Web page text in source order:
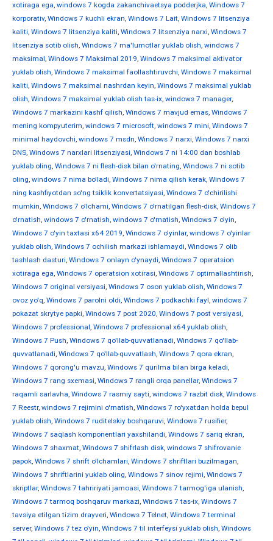
xotiraga ega, windows 7 kogda zakanchivaetsya podderjka, Windows 7
korporativ, Windows 7 kuchli ekran, Windows 7 Lait, Windows 7 litsenziya
kaliti, Windows 7 litsenziya kaliti, Windows 7 litsenziya narxi, Windows 7
litsenziya sotib olish, Windows 7 ma'lumotlar yuklab olish, windows 7
maksimal, Windows 7 Maksimal 2019, Windows 7 maksimal aktivator
yuklab olish, Windows 7 maksimal faollashtiruvchi, Windows 7 maksimal
kaliti, Windows 7 maksimal nashrdan keyin, Windows 7 maksimal yuklab
olish, Windows 7 maksimal yuklab olish tas-ix, windows 7 manager,
Windows 7 markazini kashf qilish, Windows 7 mavjud emas, Windows 7
mening kompyuterim, windows 7 microsoft, windows 7 mini, Windows 7
minimal haydovchi, windows 7 msdn, Windows 7 narxi, Windows 7 narxi
DNS, Windows 7 narxlari litsenziyasi, Windows 7 ni 14:00 dan boshlab
yuklab oling, Windows 7 ni flesh-disk bilan o'rnating, Windows 7 ni sotib
oling, windows 7 nima bo'ladi, Windows 7 nima qilish kerak, Windows 7
ning kashfiyotdan so'ng tsiklik konvertatsiyasi, Windows 7 o'chirilishi
mumkin, Windows 7 o'lchami, Windows 7 o'rnatilgan flesh-disk, Windows 7
o'rnatish, windows 7 o'rnatish, windows 7 o'rnatish, Windows 7 o'yin,
Windows 7 o'yin taxtasi x64 2019, Windows 7 o'yinlar, windows 7 o'yinlar
yuklab olish, Windows 7 ochilish markazi ishlamaydi, Windows 7 olib
tashlash dasturi, Windows 7 onlayn o'ynaydi, Windows 7 operatsion
xotiraga ega, Windows 7 operatsion xotirasi, Windows 7 optimallashtirish,
Windows 7 original versiyasi, Windows 7 oson yuklab olish, Windows 7
ovoz yo'q, Windows 7 parolni oldi, Windows 7 podkachki fayl, windows 7
pokazat skrytye papki, Windows 7 post 2020, Windows 7 post versiyasi,
Windows 7 professional, Windows 7 professional x64 yuklab olish,
Windows 7 Push, Windows 7 qo'llab-quvvatlanadi, Windows 7 qo'llab-
quvvatlanadi, Windows 7 qo'llab-quvvatlash, Windows 7 qora ekran,
Windows 7 qorong'u mavzu, Windows 7 qurilma bilan birga keladi,
Windows 7 rang sxemasi, Windows 7 rangli orqa panellar, Windows 7
raqamli sarlavha, Windows 7 rasmiy sayti, windows 7 razbit disk, Windows
7 Reestr, windows 7 rejimini o'rnatish, Windows 7 ro'yxatdan holda bepul
yuklab olish, Windows 7 ruditelskiy boshqaruvi, Windows 7 rusifier,
Windows 7 saqlash komponentlari yaxshilandi, Windows 7 sariq ekran,
Windows 7 shaxmat, Windows 7 shifrlash disk, windows 7 shifrovanie
papok, Windows 7 shrift o'lchamlari, Windows 7 shriftlari buzilmagan,
Windows 7 shriftlarini yuklab oling, Windows 7 sinov rejimi, Windows 7
skriptlar, Windows 7 tahririyati jamoasi, Windows 7 tarmog'iga ulanish,
Windows 7 tarmoq boshqaruv markazi, Windows 7 tas-ix, Windows 7
tavsiya etilgan tizim drayveri, Windows 7 Telnet, Windows 7 terminal
server, Windows 7 tez o'yin, Windows 7 til interfeysi yuklab olish, Windows